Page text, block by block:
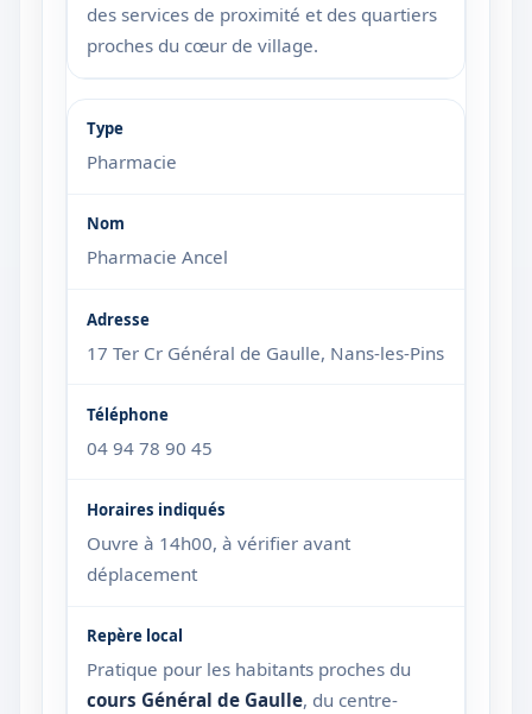
des services de proximité et des quartiers
proches du cœur de village.
Pharmacie
Pharmacie Ancel
17 Ter Cr Général de Gaulle, Nans-les-Pins
04 94 78 90 45
Ouvre à 14h00, à vérifier avant
déplacement
Pratique pour les habitants proches du
cours Général de Gaulle, du centre-